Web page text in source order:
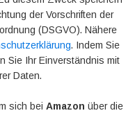
der Vorschriften der
(DSGVO). Nähere
. Indem Sie
Sie Ihr Einverständnis mit
Daten.
sich bei Amazon über die